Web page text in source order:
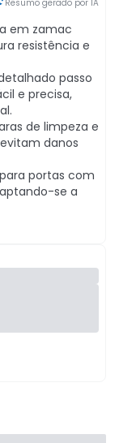
Resumo gerado por IA
em zamac
resistência e
passo
e precisa,
de limpeza e
danos
portas com
se a